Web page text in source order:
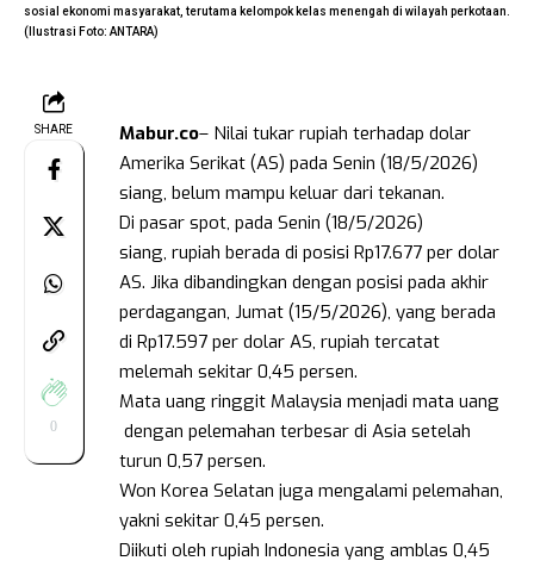
sosial ekonomi masyarakat, terutama kelompok kelas menengah di wilayah perkotaan.
(Ilustrasi Foto: ANTARA)
SHARE
0
Mabur.co– Nilai tukar rupiah terhadap dolar
Amerika Serikat (AS) pada Senin (18/5/2026)
siang, belum mampu keluar dari tekanan.
Di pasar spot, pada Senin (18/5/2026)
siang, rupiah berada di posisi Rp17.677 per dolar
AS. Jika dibandingkan dengan posisi pada akhir
perdagangan, Jumat (15/5/2026), yang berada
di Rp17.597 per dolar AS, rupiah tercatat
melemah sekitar 0,45 persen.
Mata uang ringgit Malaysia menjadi mata uang
dengan pelemahan terbesar di Asia setelah
turun 0,57 persen.
Won Korea Selatan juga mengalami pelemahan,
yakni sekitar 0,45 persen.
Diikuti oleh rupiah Indonesia yang amblas 0,45